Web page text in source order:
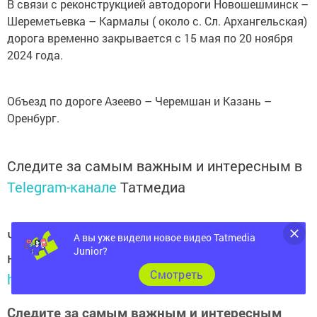
В связи с реконструкцией автодороги Новошешминск –
Шереметьевка – Кармалы ( около с. Сл. Архангельская)
дорога временно закрывается с 15 мая по 20 ноября
2024 года.
Объезд по дороге Азеево – Черемшан и Казань –
Оренбург.
Следите за самым важным и интересным в
Telegram-канале Татмедиа
Читайте новости Татарстана в
национальном мессенджере MАХ:
https://max.ru/tatmedia
Следите за самым важным и интересным
А вы уже видели новое видео Tatmedia
Junior?
Cмотреть